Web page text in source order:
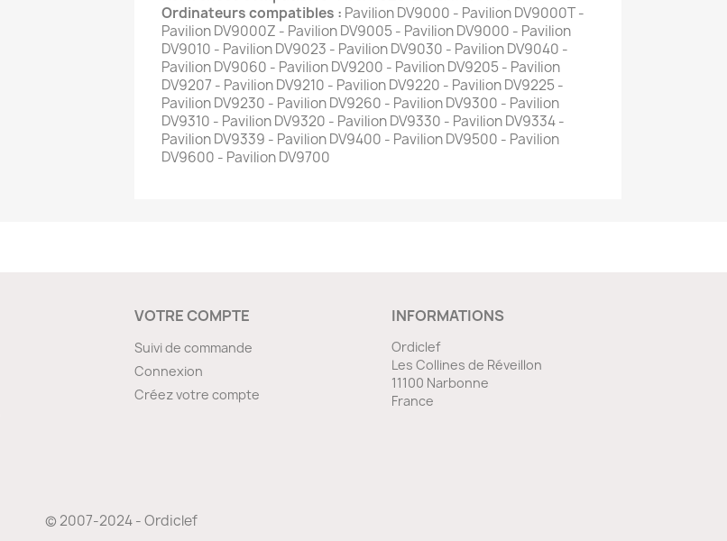
Ordinateurs compatibles : Pavilion DV9000 - Pavilion DV9000T -
Pavilion DV9000Z - Pavilion DV9005 - Pavilion DV9000 - Pavilion
DV9010 - Pavilion DV9023 - Pavilion DV9030 - Pavilion DV9040 -
Pavilion DV9060 - Pavilion DV9200 - Pavilion DV9205 - Pavilion
DV9207 - Pavilion DV9210 - Pavilion DV9220 - Pavilion DV9225 -
Pavilion DV9230 - Pavilion DV9260 - Pavilion DV9300 - Pavilion
DV9310 - Pavilion DV9320 - Pavilion DV9330 - Pavilion DV9334 -
Pavilion DV9339 - Pavilion DV9400 - Pavilion DV9500 - Pavilion
DV9600 - Pavilion DV9700
VOTRE COMPTE
Suivi de commande
Connexion
Créez votre compte
INFORMATIONS
Ordiclef
Les Collines de Réveillon
11100 Narbonne
France
© 2007-2024 - Ordiclef